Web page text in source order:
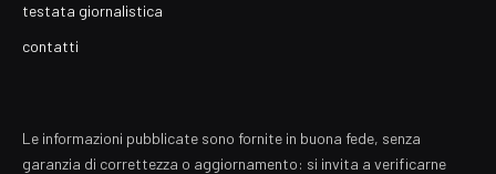
testata giornalistica
contatti
Le informazioni pubblicate sono fornite in buona fede, senza
garanzia di correttezza o aggiornamento: si invita a verificarne